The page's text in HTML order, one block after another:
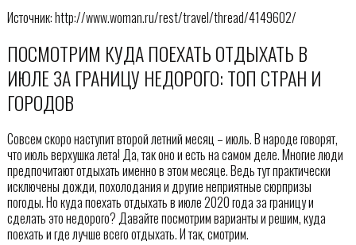
Источник: http://www.woman.ru/rest/travel/thread/4149602/
ПОСМОТРИМ КУДА ПОЕХАТЬ ОТДЫХАТЬ В
ИЮЛЕ ЗА ГРАНИЦУ НЕДОРОГО: ТОП СТРАН И
ГОРОДОВ
Совсем скоро наступит второй летний месяц – июль. В народе говорят,
что июль верхушка лета! Да, так оно и есть на самом деле. Многие люди
предпочитают отдыхать именно в этом месяце. Ведь тут практически
исключены дожди, похолодания и другие неприятные сюрпризы
погоды. Но куда поехать отдыхать в июле 2020 года за границу и
сделать это недорого? Давайте посмотрим варианты и решим, куда
поехать и где лучше всего отдыхать. И так, смотрим.